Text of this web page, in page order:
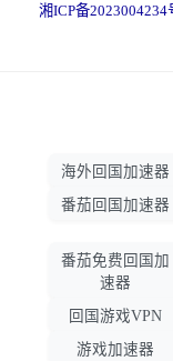
湘ICP备2023004234
海外回国加速器
番茄回国加速器
番茄免费回国加
速器
回国游戏VPN
游戏加速器